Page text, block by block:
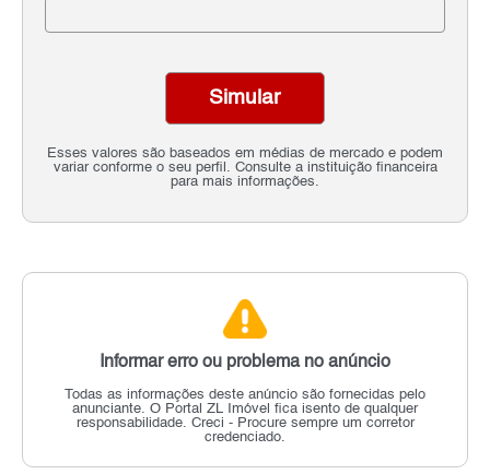
Esses valores são baseados em médias de mercado e podem
variar conforme o seu perfil. Consulte a instituição financeira
para mais informações.
Simular
Informar erro ou problema no anúncio
Todas as informações deste anúncio são fornecidas pelo
anunciante. O Portal ZL Imóvel fica isento de qualquer
responsabilidade. Creci - Procure sempre um corretor
credenciado.